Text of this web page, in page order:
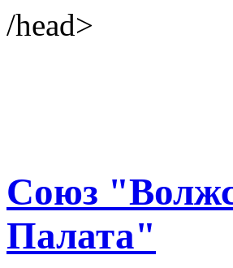
/head>
Союз
Палата"